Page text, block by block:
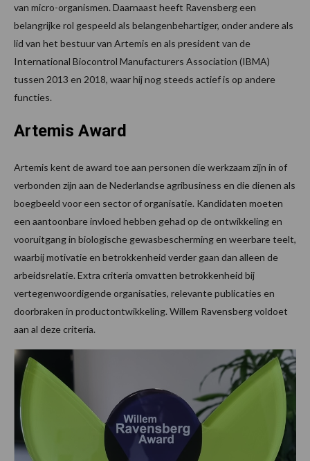
van micro-organismen. Daarnaast heeft Ravensberg een
belangrijke rol gespeeld als belangenbehartiger, onder andere als
lid van het bestuur van Artemis en als president van de
International Biocontrol Manufacturers Association (IBMA)
tussen 2013 en 2018, waar hij nog steeds actief is op andere
functies.
Artemis Award
Artemis kent de award toe aan personen die werkzaam zijn in of
verbonden zijn aan de Nederlandse agribusiness en die dienen als
boegbeeld voor een sector of organisatie. Kandidaten moeten
een aantoonbare invloed hebben gehad op de ontwikkeling en
vooruitgang in biologische gewasbescherming en weerbare teelt,
waarbij motivatie en betrokkenheid verder gaan dan alleen de
arbeidsrelatie. Extra criteria omvatten betrokkenheid bij
vertegenwoordigende organisaties, relevante publicaties en
doorbraken in productontwikkeling. Willem Ravensberg voldoet
aan al deze criteria.